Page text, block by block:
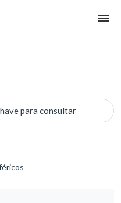
para consultar